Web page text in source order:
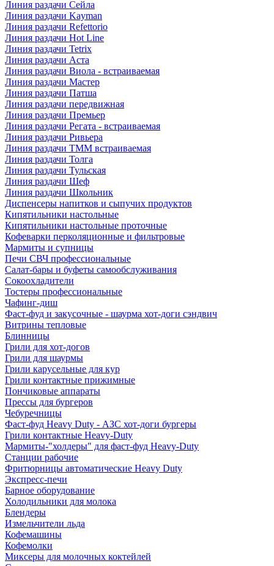
Линия раздачи Сейла
Линия раздачи Kayman
Линия раздачи Refettorio
Линия раздачи Hot Line
Линия раздачи Tetrix
Линия раздачи Аста
Линия раздачи Виола - встраиваемая
Линия раздачи Мастер
Линия раздачи Патша
Линия раздачи передвижная
Линия раздачи Премьер
Линия раздачи Регата - встраиваемая
Линия раздачи Ривьера
Линия раздачи ТММ встраиваемая
Линия раздачи Толга
Линия раздачи Тульская
Линия раздачи Шеф
Линия раздачи Школьник
Диспенсеры напитков и сыпучих продуктов
Кипятильники настольные
Кипятильники настольные проточные
Кофеварки перколяционные и фильтровые
Мармиты и супницы
Печи СВЧ профессиональные
Салат-бары и буфеты самообслуживания
Сокоохладители
Тостеры профессиональные
Чафинг-диш
Фаст-фуд и закусочные - шаурма хот-доги сэндвич
Витрины тепловые
Блинницы
Грили для хот-догов
Грили для шаурмы
Грили карусельные для кур
Грили контактные прижимные
Пончиковые аппараты
Прессы для бургеров
Чебуречницы
Фаст-фуд Heavy Duty - АЗС хот-доги бургеры
Грили контактные Heavy-Duty
Мармиты-"холдеры" для фаст-фуд Heavy-Duty
Станции рабочие
Фритюрницы автоматические Heavy Duty
Экспресс-печи
Барное оборудование
Холодильники для молока
Блендеры
Измельчители льда
Кофемашины
Кофемолки
Миксеры для молочных коктейлей